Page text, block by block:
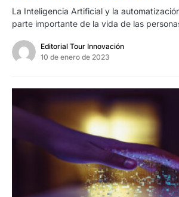
La Inteligencia Artificial y la
parte importante de la vida de las
Editorial Tour Innovación
10 de enero de 2023